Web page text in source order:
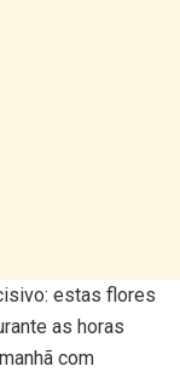
estas flores
as horas
com